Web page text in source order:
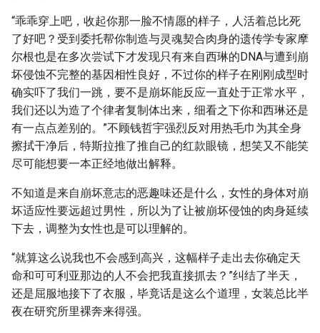
“乖乖穿上吧，收起你那一脸不情愿的样子，人活着总比死
了好吧？受到委托帮你制造与灵魂契合肉身的遗传学专家摩
尔根也是在多次尝试下才发现只有来自西琳的DNA与遭到崩
坏侵蚀不完整的基因相性良好，不过你的样子在刚刚成型时
确实吓了我们一跳，要不是崩坏能反应一直处于正常水平，
我们还以为造了个律者复制体出来，细看之下你和西琳还是
有一点点差别的。”不顾钱哲宇强烈反对用热毛巾为其全身
擦拭干净后，特斯拉推了推自己的红款眼镜，想笑又不能笑
尽可能想要一本正经地做出解释。
不知道是来自崩坏意志的恶趣味还是什么，女性的身体对崩
坏适应性要远超过男性，所以为了让被崩坏侵蚀的肉身延续
下去，调整为女性也是可以理解的。
“就算这么说我也不会感到高兴，这幅样子走出去你确定天
命和可可利亚那边的人不会把我直接抓去？”纠结了半天，
还是屈服地接下了衣服，毕竟话是这么个道理，女装总比半
夜在研究所里裸奔来得强。